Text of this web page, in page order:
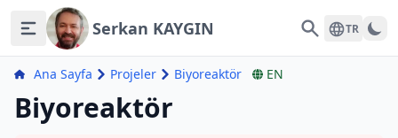
Serkan KAYGIN SearchTR
Ana Sayfa Projeler Biyoreaktör EN
Biyoreaktör